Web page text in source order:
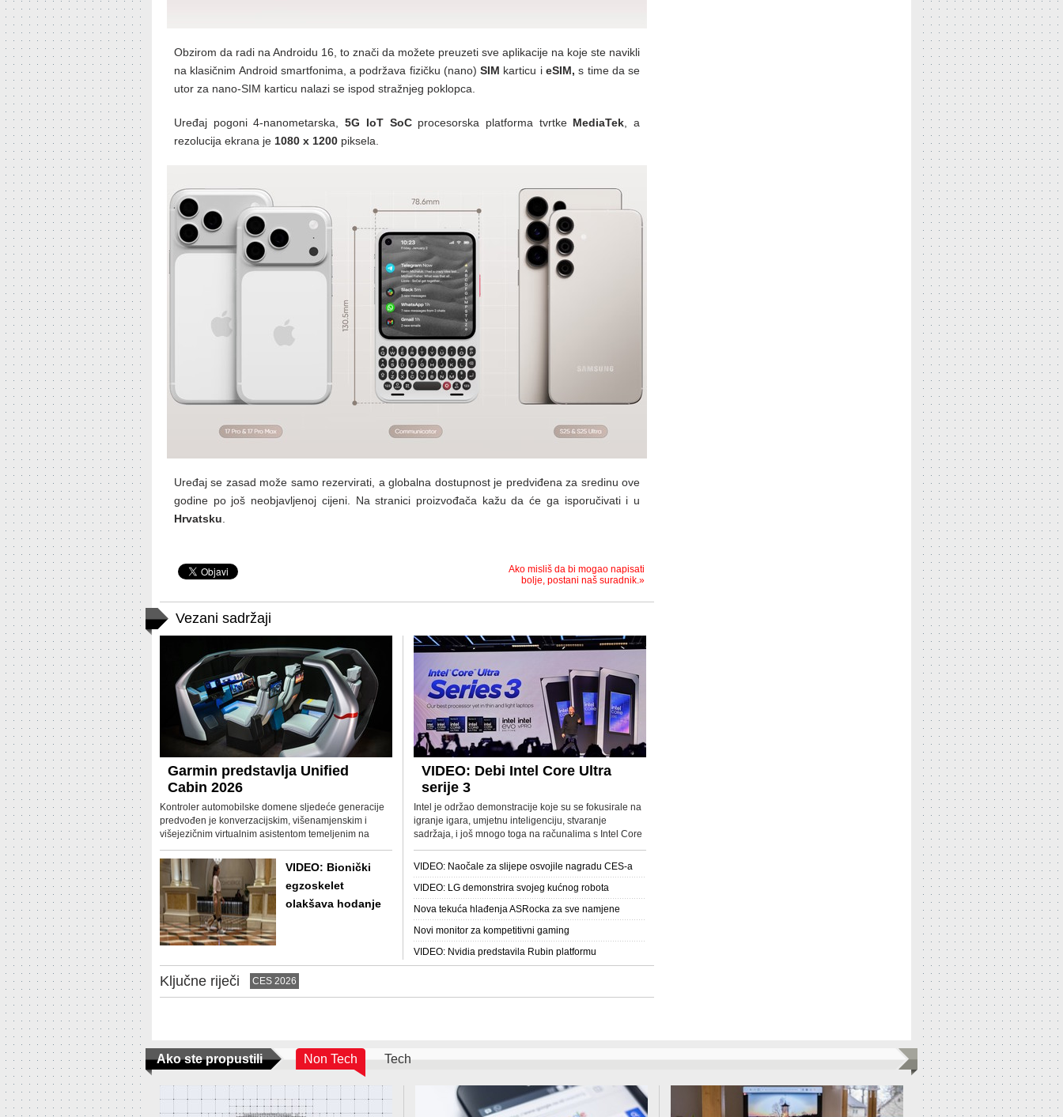
Obzirom da radi na Androidu 16, to znači da možete preuzeti sve aplikacije na koje ste navikli
na klasičnim Android smartfonima, a podržava fizičku (nano)SIM karticu i eSIM, s time da se
utor za nano-SIM karticu nalazi se ispod stražnjeg poklopca.
Uređaj pogoni 4-nanometarska,5G IoT SoCprocesorska platforma tvrtke MediaTek , a
rezolucija ekrana je 1080 x 1200 piksela.
Uređaj se zasad može samo rezervirati, a globalna dostupnost je predviđena za sredinu ove
godine po još neobjavljenoj cijeni. Na stranici proizvođača kažu da će ga isporučivati i u
Hrvatsku
Ako misliš da bi mogao napisati
bolje, postani naš suradnik.»
Vezani sadržaji
Garmin predstavlja Unified
Cabin 2026
Kontroler automobilske domene sljedeće generacije
predvođen je konverzacijskim, višenamjenskim i
višejezičnim virtualnim asistentom temeljenim na
umjetnoj inteligenciji/LLM-u.
VIDEO: Bionički
egzoskelet
olakšava hodanje
VIDEO: Debi Intel Core Ultra
serije 3
Intel je održao demonstracije koje su se fokusirale na
igranje igara, umjetnu inteligenciju, stvaranje
sadržaja, i još mnogo toga na računalima s Intel Core
Ultra serijom 3 procesora.
VIDEO: Naočale za slijepe osvojile nagradu CES-a
VIDEO: LG demonstrira svojeg kućnog robota
Nova tekuća hlađenja ASRocka za sve namjene
Novi monitor za kompetitivni gaming
VIDEO: Nvidia predstavila Rubin platformu
Ključne riječi CES 2026
Ako ste propustili Non Tech Tech